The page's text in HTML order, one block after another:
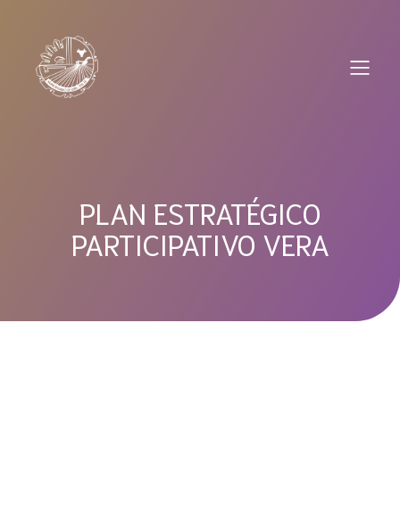
contenido
PLAN ESTRATÉGICO
PARTICIPATIVO VERA